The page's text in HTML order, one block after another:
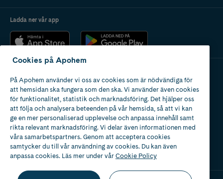
Ladda ner vår app
Apotek med tillstånd
av Läkemedelsverket
Cookies på Apohem
På Apohem använder vi oss av cookies som är nödvändiga för
att hemsidan ska fungera som den ska. Vi använder även cookies
för funktionalitet, statistik och marknadsföring. Det hjälper oss
att följa och analysera beteenden på vår hemsida, så att vi kan
ge en mer personaliserad upplevelse och anpassa innehåll samt
rikta relevant marknadsföring. Vi delar även informationen med
våra samarbetspartners. Genom att acceptera cookies
samtycker du till vår användning av cookies. Du kan även
anpassa cookies. Läs mer under vårCookie Policy